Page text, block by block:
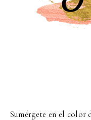
Sumérgete en el color